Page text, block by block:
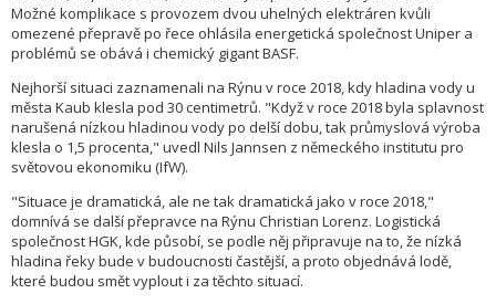
Možné komplikace s provozem dvou uhelných elektráren kvůli
omezené přepravě po řece ohlásila energetická společnost Uniper a
problémů se obává i chemický gigant BASF.
Nejhorší situaci zaznamenali na Rýnu v roce 2018, kdy hladina vody u
města Kaub klesla pod 30 centimetrů. "Když v roce 2018 byla splavnost
narušená nízkou hladinou vody po delší dobu, tak průmyslová výroba
klesla o 1,5 procenta," uvedl Nils Jannsen z německého institutu pro
světovou ekonomiku (IfW).
"Situace je dramatická, ale ne tak dramatická jako v roce 2018,"
domnívá se další přepravce na Rýnu Christian Lorenz. Logistická
společnost HGK, kde působí, se podle něj připravuje na to, že nízká
hladina řeky bude v budoucnosti častější, a proto objednává lodě,
které budou smět vyplout i za těchto situací.